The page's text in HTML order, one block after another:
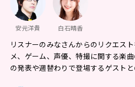
安元洋貴 白石晴香
リスナーのみなさんからのリクエス
メ、ゲーム、声優、特撮に関する楽
の発表や週替わりで登場するゲスト